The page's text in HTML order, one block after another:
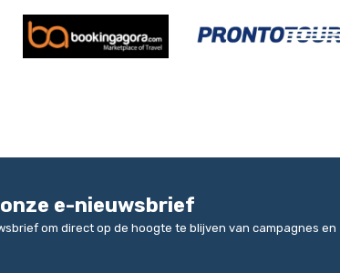
e-nieuwsbrief
om direct op de hoogte te blijven van campagnes en